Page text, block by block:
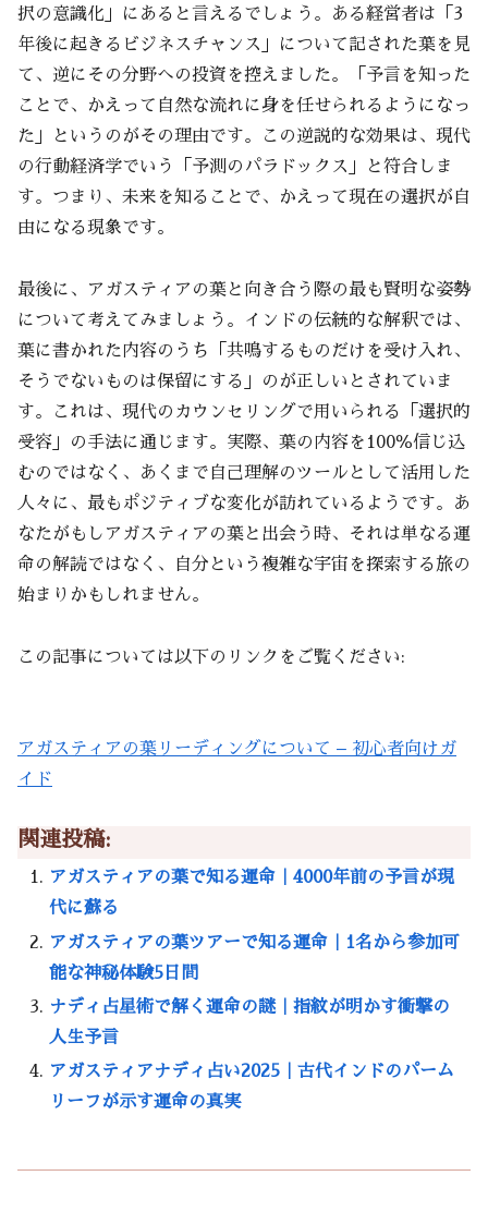
択の意識化」にあると言えるでしょう。ある経営者は「3
年後に起きるビジネスチャンス」について記された葉を見
て、逆にその分野への投資を控えました。「予言を知った
ことで、かえって自然な流れに身を任せられるようになっ
た」というのがその理由です。この逆説的な効果は、現代
の行動経済学でいう「予測のパラドックス」と符合しま
す。つまり、未来を知ることで、かえって現在の選択が自
由になる現象です。
最後に、アガスティアの葉と向き合う際の最も賢明な姿勢
について考えてみましょう。インドの伝統的な解釈では、
葉に書かれた内容のうち「共鳴するものだけを受け入れ、
そうでないものは保留にする」のが正しいとされていま
す。これは、現代のカウンセリングで用いられる「選択的
受容」の手法に通じます。実際、葉の内容を100％信じ込
むのではなく、あくまで自己理解のツールとして活用した
人々に、最もポジティブな変化が訪れているようです。あ
なたがもしアガスティアの葉と出会う時、それは単なる運
命の解読ではなく、自分という複雑な宇宙を探索する旅の
始まりかもしれません。
この記事については以下のリンクをご覧ください:
アガスティアの葉リーディングについて – 初心者向けガ
イド
関連投稿:
アガスティアの葉で知る運命｜4000年前の予言が現
代に蘇る
アガスティアの葉ツアーで知る運命｜1名から参加可
能な神秘体験5日間
ナディ占星術で解く運命の謎｜指紋が明かす衝撃の
人生予言
アガスティアナディ占い2025｜古代インドのパーム
リーフが示す運命の真実